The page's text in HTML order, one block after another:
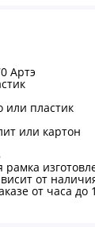
Артэ
или пластик
или картон
рамка
от
от часа до